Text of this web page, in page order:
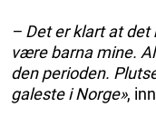
– Det er klart at
være barna mine.
den perioden.
galeste i Norge»,